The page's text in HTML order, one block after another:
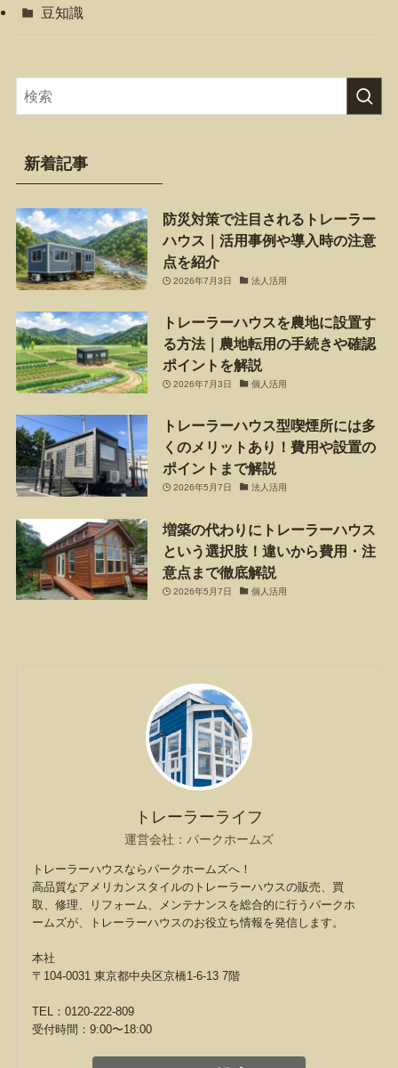
豆知識
新着記事
防災対策で注目されるトレーラー
ハウス｜活用事例や導入時の注意
点を紹介
2026年7月3日 法人活用
トレーラーハウスを農地に設置す
る方法｜農地転用の手続きや確認
ポイントを解説
2026年7月3日 個人活用
トレーラーハウス型喫煙所には多
くのメリットあり！費用や設置の
ポイントまで解説
2026年5月7日 法人活用
増築の代わりにトレーラーハウス
という選択肢！違いから費用・注
意点まで徹底解説
2026年5月7日 個人活用
トレーラーライフ
運営会社：パークホームズ
トレーラーハウスならパークホームズへ！
高品質なアメリカンスタイルのトレーラーハウスの販売、買
取、修理、リフォーム、メンテナンスを総合的に行うパークホ
ームズが、トレーラーハウスのお役立ち情報を発信します。
本社
〒104-0031 東京都中央区京橋1-6-13 7階
TEL：0120-222-809
受付時間：9:00〜18:00